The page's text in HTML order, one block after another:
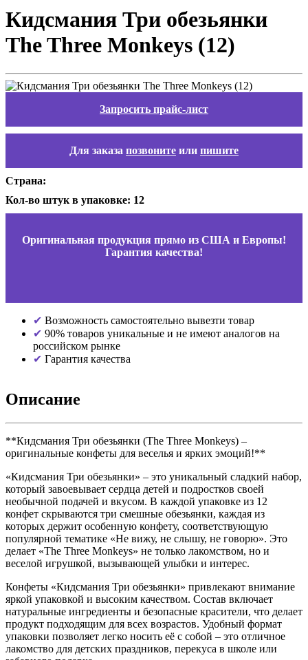
Кидсмания Три обезьянки
The Three Monkeys (12)
Запросить прайс-лист
Для заказа позвоните или пишите
Страна:
Кол-во штук в упаковке: 12
Оригинальная продукция прямо из США и Европы!
Гарантия качества!
Возможность самостоятельно вывезти товар
90% товаров уникальные и не имеют аналогов на
российском рынке
Гарантия качества
Описание
**Кидсмания Три обезьянки (The Three Monkeys) –
оригинальные конфеты для веселья и ярких эмоций!**
«Кидсмания Три обезьянки» – это уникальный сладкий набор,
который завоевывает сердца детей и подростков своей
необычной подачей и вкусом. В каждой упаковке из 12
конфет скрываются три смешные обезьянки, каждая из
которых держит особенную конфету, соответствующую
популярной тематике «Не вижу, не слышу, не говорю». Это
делает «The Three Monkeys» не только лакомством, но и
веселой игрушкой, вызывающей улыбки и интерес.
Конфеты «Кидсмания Три обезьянки» привлекают внимание
яркой упаковкой и высоким качеством. Состав включает
натуральные ингредиенты и безопасные красители, что делает
продукт подходящим для всех возрастов. Удобный формат
упаковки позволяет легко носить её с собой – это отличное
лакомство для детских праздников, перекуса в школе или